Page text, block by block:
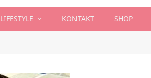
LIFESTYLE KONTAKT SHOP